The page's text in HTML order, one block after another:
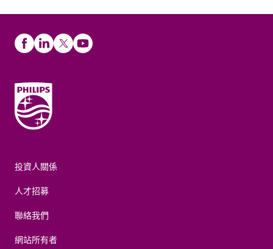
投資人關係
人才招募
聯絡我們
網站所有者